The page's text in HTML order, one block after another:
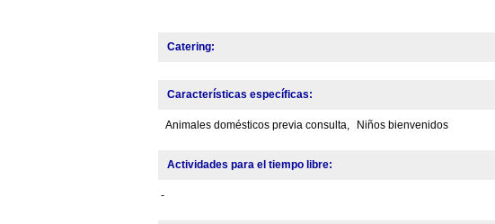
Catering:
Características específicas:
Animales domésticos previa consulta, Niños bienvenidos
Actividades para el tiempo libre:
-